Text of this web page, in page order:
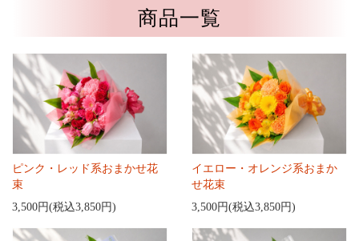
商品一覧
ピンク・レッド系おまかせ花
束
3,500円(税込3,850円)
イエロー・オレンジ系おまか
せ花束
3,500円(税込3,850円)